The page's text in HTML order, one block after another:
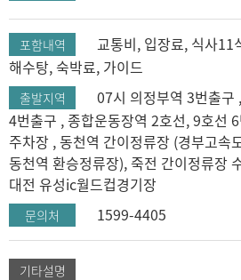
포함내역
교통비, 입장료, 식사11
해수탕, 숙박료, 가이드
출발지역
07시 의정부역 3번출구
4번출구 , 종합운동장역 2호선, 9호선
주차장 , 동천역 간이정류장 (경부고
동천역 환승정류장), 죽전 간이정류장
대전 유성ic월드컵경기장
문의처 1599-4405
기타설명